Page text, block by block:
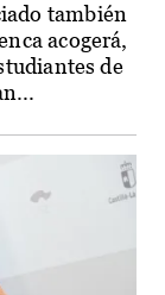
también
acogerá,
de